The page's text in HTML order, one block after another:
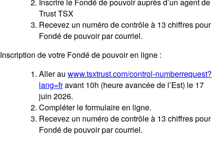
Trust TSX
Recevez un numéro de contrôle à 13 chiffres pour
Fondé de pouvoir par courriel.
Inscription de votre Fondé de pouvoir en ligne :
Aller au www.tsxtrust.com/control-numberrequest?
lang=fravant 10h (heure avancée de l’Est) le 17
juin 2026.
Compléter le formulaire en ligne.
Recevez un numéro de contrôle à 13 chiffres pour
Fondé de pouvoir par courriel.